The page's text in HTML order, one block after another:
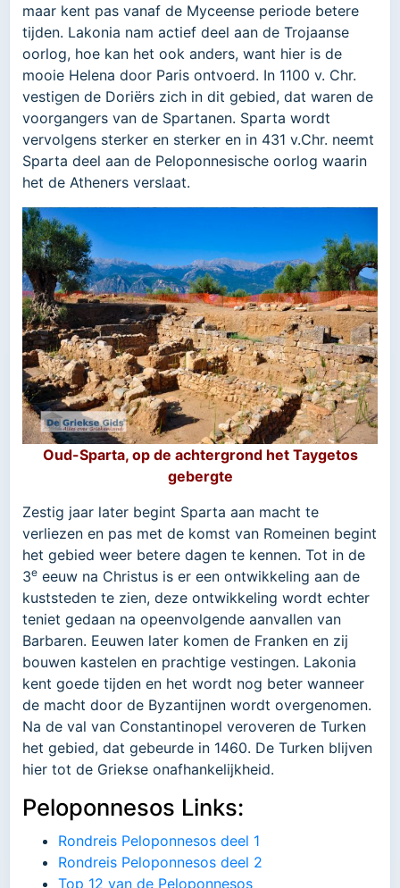
maar kent pas vanaf de Myceense periode betere
tijden. Lakonia nam actief deel aan de Trojaanse
oorlog, hoe kan het ook anders, want hier is de
mooie Helena door Paris ontvoerd. In 1100 v. Chr.
vestigen de Doriërs zich in dit gebied, dat waren de
voorgangers van de Spartanen. Sparta wordt
vervolgens sterker en sterker en in 431 v.Chr. neemt
Sparta deel aan de Peloponnesische oorlog waarin
het de Atheners verslaat.
Oud-Sparta, op de achtergrond het Taygetos
gebergte
Zestig jaar later begint Sparta aan macht te
verliezen en pas met de komst van Romeinen begint
het gebied weer betere dagen te kennen. Tot in de
3e eeuw na Christus is er een ontwikkeling aan de
kuststeden te zien, deze ontwikkeling wordt echter
teniet gedaan na opeenvolgende aanvallen van
Barbaren. Eeuwen later komen de Franken en zij
bouwen kastelen en prachtige vestingen. Lakonia
kent goede tijden en het wordt nog beter wanneer
de macht door de Byzantijnen wordt overgenomen.
Na de val van Constantinopel veroveren de Turken
het gebied, dat gebeurde in 1460. De Turken blijven
hier tot de Griekse onafhankelijkheid.
Peloponnesos Links:
Rondreis Peloponnesos deel 1
Rondreis Peloponnesos deel 2
Top 12 van de Peloponnesos